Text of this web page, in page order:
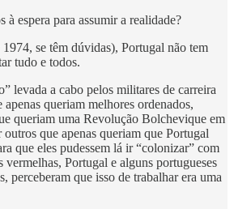
à espera para assumir a realidade?
se têm dúvidas), Portugal não tem
tudo e todos.
levada a cabo pelos militares de carreira
apenas queriam melhores ordenados,
queriam uma Revolução Bolchevique em
que apenas queriam que Portugal
que eles pudessem lá ir “colonizar” com
vermelhas, Portugal e alguns portugueses
perceberam que isso de trabalhar era uma